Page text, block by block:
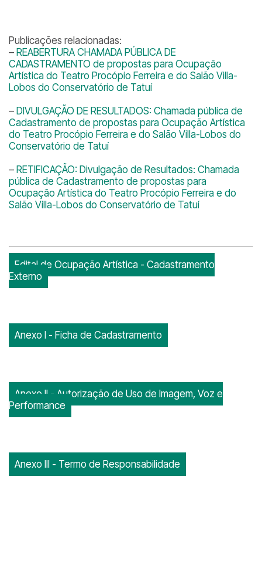
Publicações relacionadas:
– REABERTURA CHAMADA PÚBLICA DE
CADASTRAMENTO de propostas para Ocupação
Artística do Teatro Procópio Ferreira e do Salão Villa-
Lobos do Conservatório de Tatuí
– DIVULGAÇÃO DE RESULTADOS: Chamada pública de
Cadastramento de propostas para Ocupação Artística
do Teatro Procópio Ferreira e do Salão Villa-Lobos do
Conservatório de Tatuí
– RETIFICAÇÃO: Divulgação de Resultados: Chamada
pública de Cadastramento de propostas para
Ocupação Artística do Teatro Procópio Ferreira e do
Salão Villa-Lobos do Conservatório de Tatuí
Edital de Ocupação Artística - Cadastramento
Externo
Anexo I - Ficha de Cadastramento
Anexo II - Autorização de Uso de Imagem, Voz e
Performance
Anexo III - Termo de Responsabilidade